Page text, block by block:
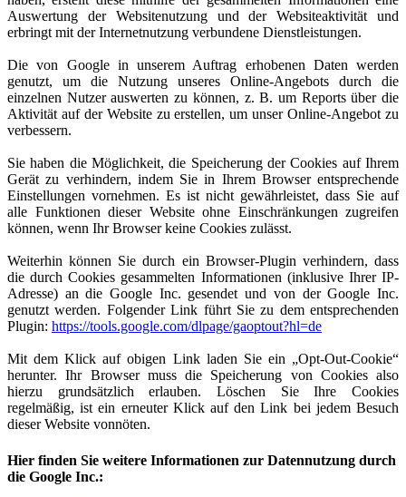
Auswertung der Websitenutzung und der Websiteaktivität und
erbringt mit der Internetnutzung verbundene Dienstleistungen.
Die von Google in unserem Auftrag erhobenen Daten werden
genutzt, um die Nutzung unseres Online-Angebots durch die
einzelnen Nutzer auswerten zu können, z. B. um Reports über die
Aktivität auf der Website zu erstellen, um unser Online-Angebot zu
verbessern.
Sie haben die Möglichkeit, die Speicherung der Cookies auf Ihrem
Gerät zu verhindern, indem Sie in Ihrem Browser entsprechende
Einstellungen vornehmen. Es ist nicht gewährleistet, dass Sie auf
alle Funktionen dieser Website ohne Einschränkungen zugreifen
können, wenn Ihr Browser keine Cookies zulässt.
Weiterhin können Sie durch ein Browser-Plugin verhindern, dass
die durch Cookies gesammelten Informationen (inklusive Ihrer IP-
Adresse) an die Google Inc. gesendet und von der Google Inc.
genutzt werden. Folgender Link führt Sie zu dem entsprechenden
Plugin: https://tools.google.com/dlpage/gaoptout?hl=de
Mit dem Klick auf obigen Link laden Sie ein „Opt-Out-Cookie“
herunter. Ihr Browser muss die Speicherung von Cookies also
hierzu grundsätzlich erlauben. Löschen Sie Ihre Cookies
regelmäßig, ist ein erneuter Klick auf den Link bei jedem Besuch
dieser Website vonnöten.
Hier finden Sie weitere Informationen zur Datennutzung durch
die Google Inc.: